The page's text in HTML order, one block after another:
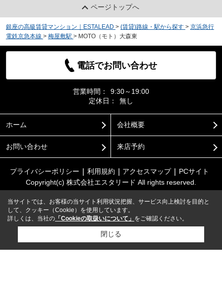
ページトップへ
銀座の高級賃貸マンション｜ESTALEAD > (賃貸)路線・駅から探す > 京浜急行
電鉄京急本線 > 梅屋敷駅 > MOTO（モト）大森東
電話でお問い合わせ
営業時間：
9:30～19:00
定休日：
無し
ホーム 会社概要
お問い合わせ 来店予約
プライバシーポリシー 利用規約 アクセスマップ
PCサイト
Copyright(c) 株式会社エスタリード All rights reserved.
当サイトでは、お客様の当サイト利用状況把握、サービス向上検討を目的と
して、クッキー（Cookie）を使用しています。
詳しくは、当社の 「Cookieの取扱いについて」 をご確認ください。
閉じる